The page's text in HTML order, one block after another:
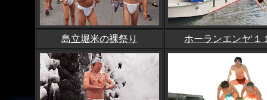
島立堀米の裸祭り ホーランエンヤ'１